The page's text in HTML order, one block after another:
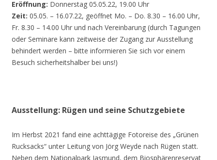
Eröffnung: Donnerstag 05.05.22, 19.00 Uhr
Zeit: 05.05. – 16.07.22, geöffnet Mo. – Do. 8.30 – 16.00 Uhr,
Fr. 8.30 – 14.00 Uhr und nach Vereinbarung (durch Tagungen
oder Seminare kann zeitweise der Zugang zur Ausstellung
behindert werden – bitte informieren Sie sich vor einem
Besuch sicherheitshalber bei uns!)
Ausstellung: Rügen und seine Schutzgebiete
Im Herbst 2021 fand eine achttägige Fotoreise des „Grünen
Rucksacks“ unter Leitung von Jörg Weyde nach Rügen statt.
Neben dem Nationalpark Jasmund, dem Biosphärenreservat